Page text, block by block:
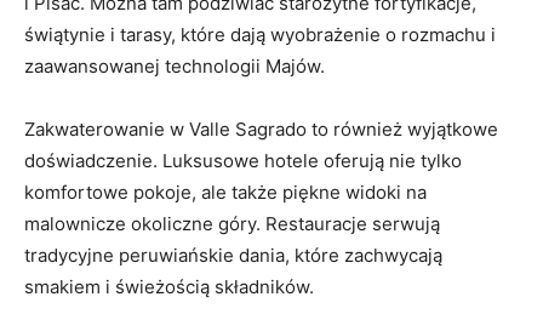
świątynie i tarasy, które dają wyobrażenie o rozmachu‍ i
zaawansowanej technologii Majów.
Zakwaterowanie w Valle Sagrado to również wyjątkowe
doświadczenie. Luksusowe hotele oferują nie tylko
komfortowe pokoje, ale także piękne widoki na
malownicze okoliczne góry. Restauracje‍ serwują
tradycyjne peruwiańskie ⁢dania, które zachwycają
smakiem i świeżością składników.